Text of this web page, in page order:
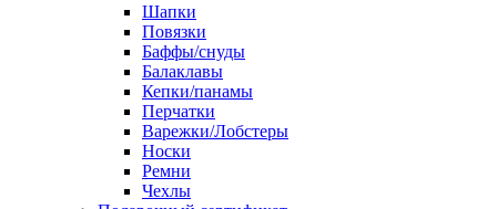
Шапки
Повязки
Баффы/снуды
Балаклавы
Кепки/панамы
Перчатки
Варежки/Лобстеры
Носки
Ремни
Чехлы